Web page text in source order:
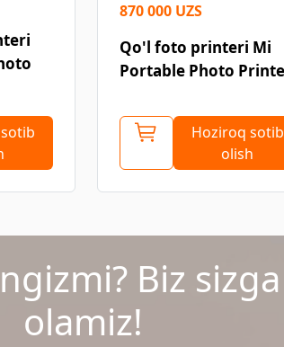
870 000 UZS
Qo'l foto printeri Mi
Portable Photo
Hoziroq sotib
olish
Biz
olamiz!